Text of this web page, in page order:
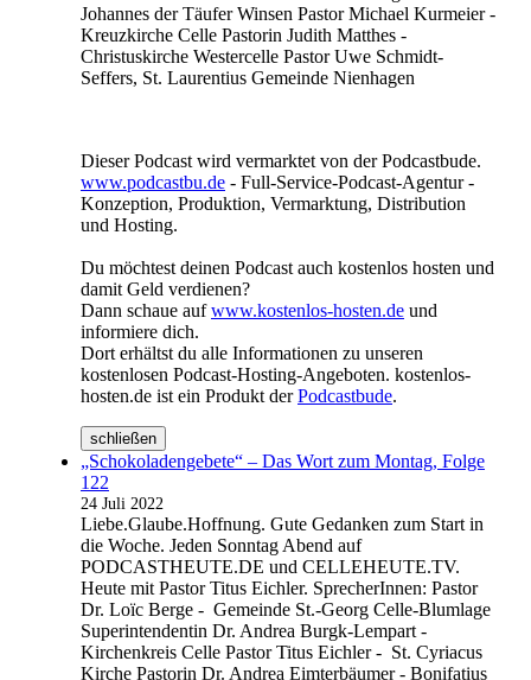
Johannes der Täufer Winsen Pastor Michael Kurmeier -
Kreuzkirche Celle Pastorin Judith Matthes -
Christuskirche Westercelle Pastor Uwe Schmidt-
Seffers, St. Laurentius Gemeinde Nienhagen
Dieser Podcast wird vermarktet von der Podcastbude.
www.podcastbu.de - Full-Service-Podcast-Agentur -
Konzeption, Produktion, Vermarktung, Distribution
und Hosting.
Du möchtest deinen Podcast auch kostenlos hosten und
damit Geld verdienen?
Dann schaue aufwww.kostenlos-hosten.de und
informiere dich.
Dort erhältst du alle Informationen zu unseren
kostenlosen Podcast-Hosting-Angeboten. kostenlos-
hosten.de ist ein Produkt derPodcastbude.
schließen
„Schokoladengebete“ – Das Wort zum Montag, Folge
122
24 Juli 2022
Liebe.Glaube.Hoffnung. Gute Gedanken zum Start in
die Woche. Jeden Sonntag Abend auf
PODCASTHEUTE.DE und CELLEHEUTE.TV.
Heute mit Pastor Titus Eichler. SprecherInnen: Pastor
Dr. Loïc Berge - Gemeinde St.-Georg Celle-Blumlage
Superintendentin Dr. Andrea Burgk-Lempart -
Kirchenkreis Celle Pastor Titus Eichler - St. Cyriacus
Kirche Pastorin Dr. Andrea Eimterbäumer - Bonifatius